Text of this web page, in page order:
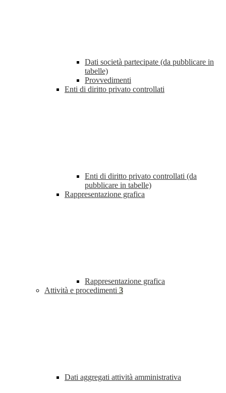
Dati società partecipate (da pubblicare in
tabelle)
Provvedimenti
Enti di diritto privato controllati
Enti di diritto privato controllati (da
pubblicare in tabelle)
Rappresentazione grafica
Rappresentazione grafica
Attività e procedimenti 3
Dati aggregati attività amministrativa